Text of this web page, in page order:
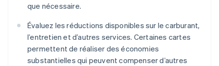
que nécessaire.
Évaluez les réductions disponibles sur le carburant,
l’entretien et d’autres services. Certaines cartes
permettent de réaliser des économies
substantielles qui peuvent compenser d’autres